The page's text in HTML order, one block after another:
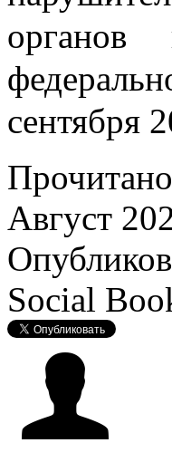
органов
сентября
Прочитано
Август
Social